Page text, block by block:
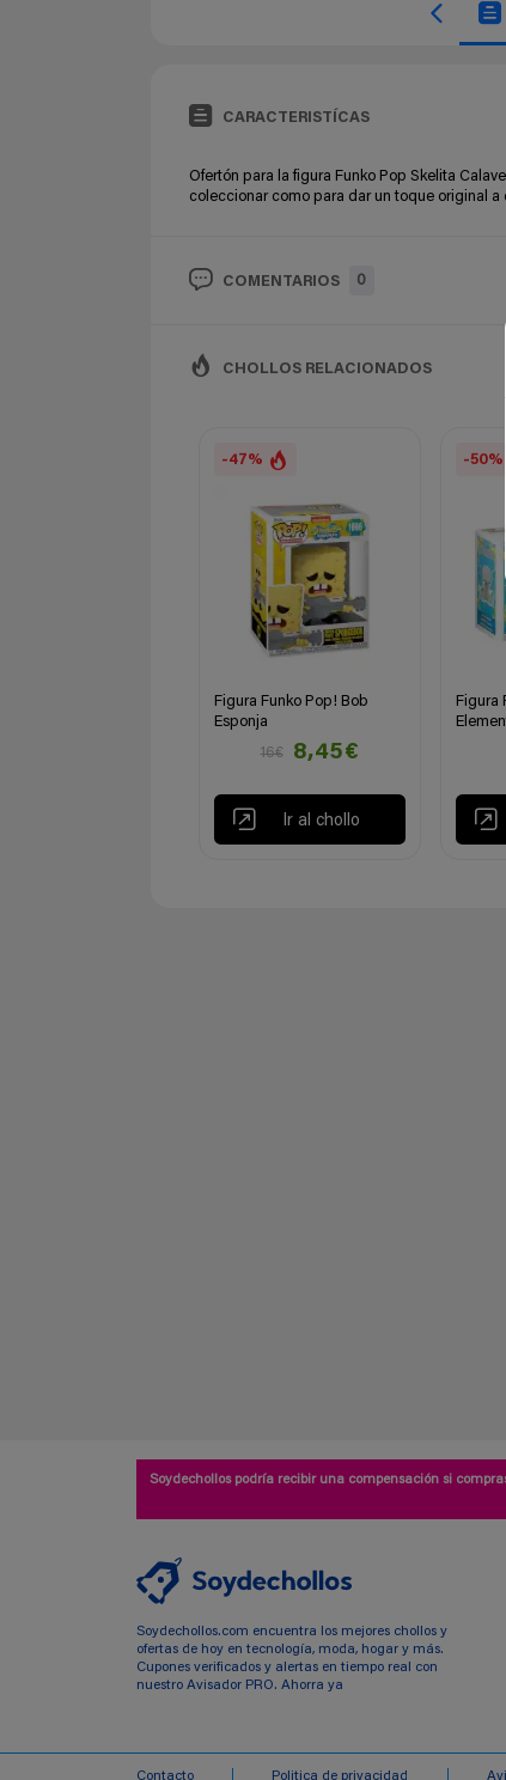
CARACTERISTÍCAS
Ofertón para la figura Funko Pop Skelita
coleccionar como para dar un toque original a
COMENTARIOS 0
CHOLLOS RELACIONADOS
-47%
Figura Funko Pop! Bob
Esponja
16€
8,45€
Ir al chollo
-50%
Figura
Soydechollos podría recibir una compensación si
Soydechollos.com encuentra los mejores chollos y
ofertas de hoy en tecnología, moda, hogar y más.
Cupones verificados y alertas en tiempo real con
nuestro Avisador PRO. Ahorra ya
Contacto Politica de privacidad